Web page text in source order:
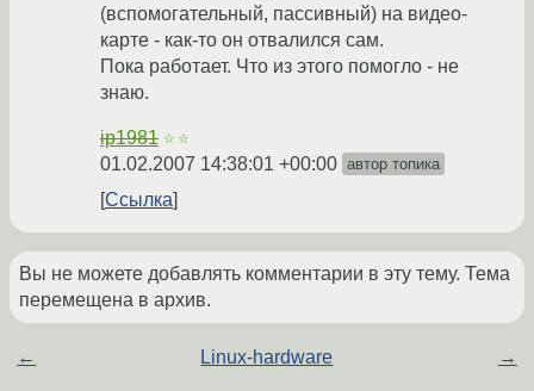
(вспомогательный, пассивный) на видео-
карте - как-то он отвалился сам.
Пока работает. Что из этого помогло - не
знаю.
ip1981 ☆☆
01.02.2007 14:38:01 +00:00 автор топика
Ссылка
Вы не можете добавлять комментарии в эту тему. Тема
перемещена в архив.
← Linux-hardware →